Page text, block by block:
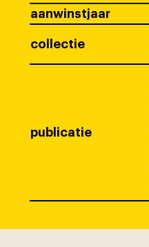
aanwinstjaar
collectie
publicatie